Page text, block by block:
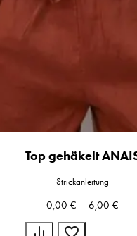
Top gehäkelt
Strickanleitung
0,00 € – 6,00 €